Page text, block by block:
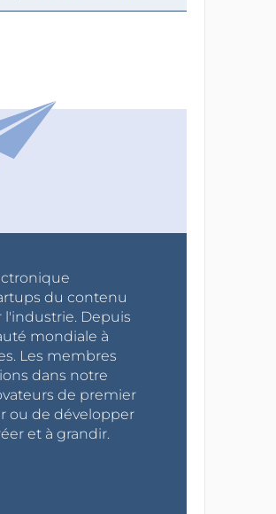
du contenu
l'industrie. Depuis
mondiale à
Les membres
dans notre
de premier
ou de développer
et à grandir.